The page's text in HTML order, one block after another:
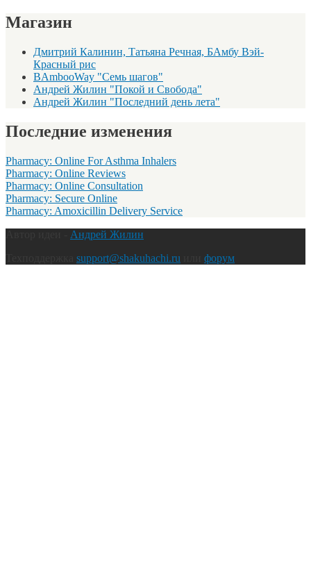
Магазин
Дмитрий Калинин, Татьяна Речная, БАмбу Вэй-
Красный рис
BAmbooWay "Семь шагов"
Андрей Жилин "Покой и Свобода"
Андрей Жилин "Последний день лета"
Последние изменения
Pharmacy: Online For Asthma Inhalers
Pharmacy: Online Reviews
Pharmacy: Online Consultation
Pharmacy: Secure Online
Pharmacy: Amoxicillin Delivery Service
Андрей Жилин
support@shakuhachi.ru форум